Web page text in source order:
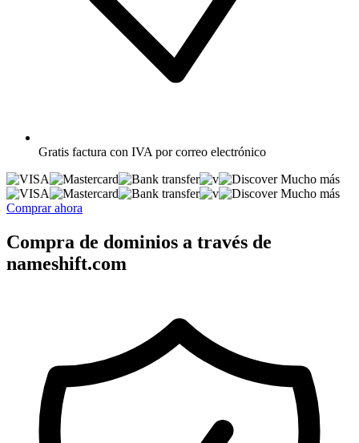
Gratis factura con IVA por correo electrónico
Mucho más
Mucho más
Comprar ahora
Compra de dominios a través de
nameshift.com